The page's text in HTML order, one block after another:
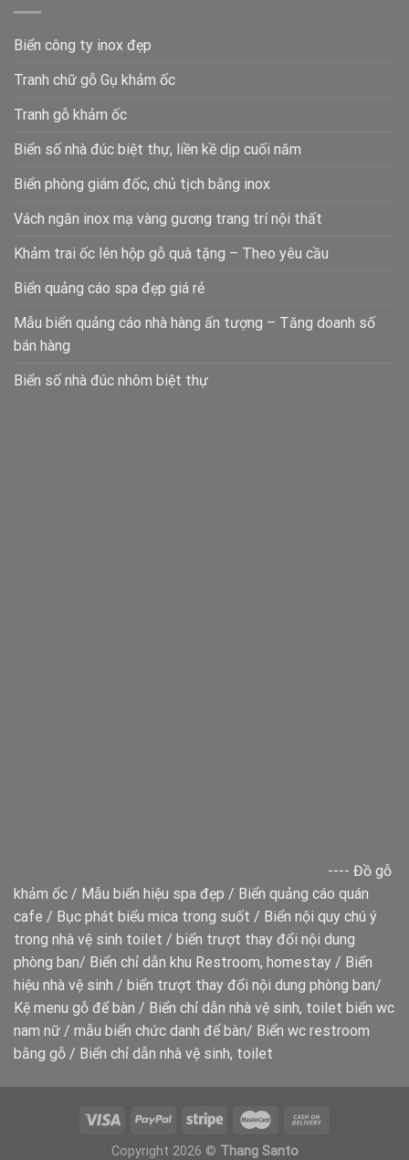
Biển công ty inox đẹp
Tranh chữ gỗ Gụ khảm ốc
Tranh gỗ khảm ốc
Biển số nhà đúc biệt thự, liền kề dịp cuối năm
Biển phòng giám đốc, chủ tịch bằng inox
Vách ngăn inox mạ vàng gương trang trí nội thất
Khảm trai ốc lên hộp gỗ quà tặng – Theo yêu cầu
Biển quảng cáo spa đẹp giá rẻ
Mẫu biển quảng cáo nhà hàng ấn tượng – Tăng doanh số
bán hàng
Biển số nhà đúc nhôm biệt thự
---- Đồ gỗ
khảm ốc / Mẫu biển hiệu spa đẹp / Biển quảng cáo quán
cafe / Bục phát biểu mica trong suốt / Biển nội quy chú ý
trong nhà vệ sinh toilet / biển trượt thay đổi nội dung
phòng ban/ Biển chỉ dẫn khu Restroom, homestay / Biển
hiệu nhà vệ sinh / biển trượt thay đổi nội dung phòng ban/
Kệ menu gỗ để bàn / Biển chỉ dẫn nhà vệ sinh, toilet biển wc
nam nữ / mẫu biển chức danh để bàn/ Biển wc restroom
bằng gỗ / Biển chỉ dẫn nhà vệ sinh, toilet
Copyright 2026 © Thang Santo